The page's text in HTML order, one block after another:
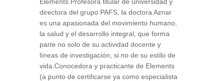
directora del grupo PAFS, la doctora Aznar
es una apasionada del movimiento humano,
la salud y el desarrollo integral, que forma
parte no solo de su actividad docente y
líneas de investigación, si no de su estilo de
vida.Conocedora y practicante de Elements
(a punto de certificarse ya como especialista